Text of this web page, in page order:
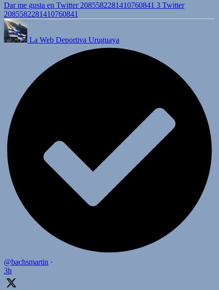
Dar me gusta en Twitter 2085582281410760841 3 Twitter
2085582281410760841
La Web Deportiva Uruguaya
@bachsmartin ·
3h